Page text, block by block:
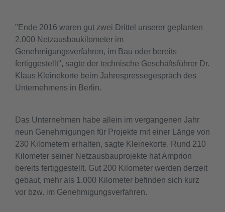
"Ende 2016 waren gut zwei Drittel unserer geplanten
2.000 Netzausbaukilometer im
Genehmigungsverfahren, im Bau oder bereits
fertiggestellt", sagte der technische Geschäftsführer Dr.
Klaus Kleinekorte beim Jahrespressegespräch des
Unternehmens in Berlin.
Das Unternehmen habe allein im vergangenen Jahr
neun Genehmigungen für Projekte mit einer Länge von
230 Kilometern erhalten, sagte Kleinekorte. Rund 210
Kilometer seiner Netzausbauprojekte hat Amprion
bereits fertiggestellt. Gut 200 Kilometer werden derzeit
gebaut, mehr als 1.000 Kilometer befinden sich kurz
vor bzw. im Genehmigungsverfahren.